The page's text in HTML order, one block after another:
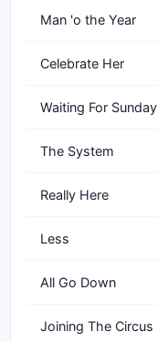
Man 'o the Year
Celebrate Her
Waiting For Sunday
The System
Really Here
Less
All Go Down
Joining The Circus